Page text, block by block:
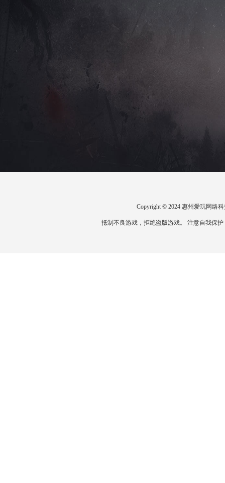
Copyright © 2024 惠州爱玩网络
抵制不良游戏，拒绝盗版游戏。 注意自我保